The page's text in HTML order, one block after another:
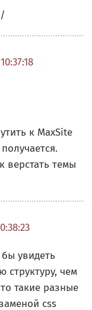
к MaxSite
верстать темы
увидеть
структуру, чем
такие разные
css